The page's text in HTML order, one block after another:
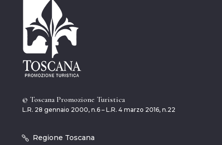
© Toscana Promozione Turistica
L.R. 28 gennaio 2000, n.6 – L.R. 4 marzo 2016, n.22
Regione Toscana